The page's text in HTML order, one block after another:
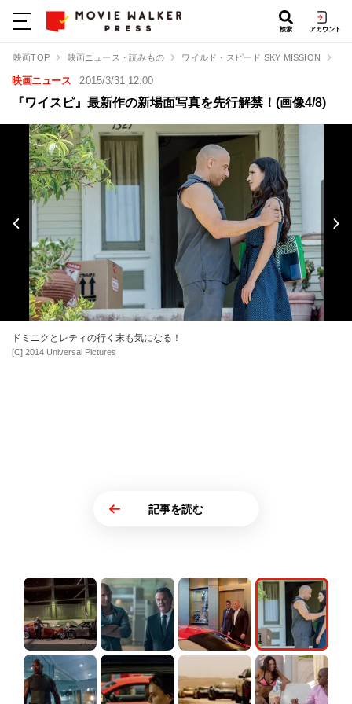
検索 アカウント
映画TOP 映画ニュース・読みもの ワイルド・スピード SKY MISSION
映画ニュース 2015/3/31 12:00
『ワイスピ』最新作の新場面写真を先行解禁！(画像4/8)
ドミニクとレティの行く末も気になる！
[C] 2014 Universal Pictures
記事を読む